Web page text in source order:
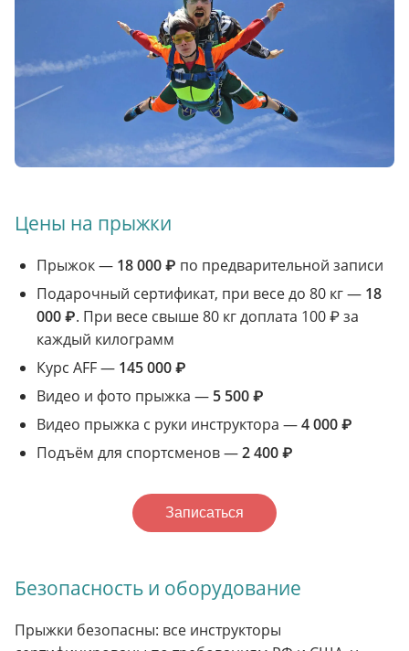
Цены на прыжки
Прыжок — 18 000 ₽ по предварительной записи
Подарочный сертификат, при весе до 80 кг — 18
000 ₽. При весе свыше 80 кг доплата 100 ₽ за
каждый килограмм
Курс AFF — 145 000 ₽
Видео и фото прыжка — 5 500 ₽
Видео прыжка с руки инструктора —4 000 ₽
Подъём для спортсменов —2 400 ₽
Записаться
Безопасность и оборудование
Прыжки безопасны: все инструкторы